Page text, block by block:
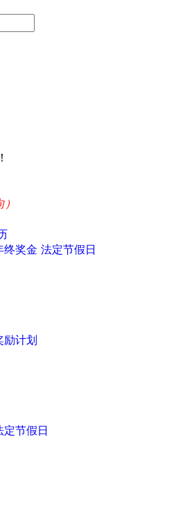
终奖金 法定节假日
励计划
定节假日